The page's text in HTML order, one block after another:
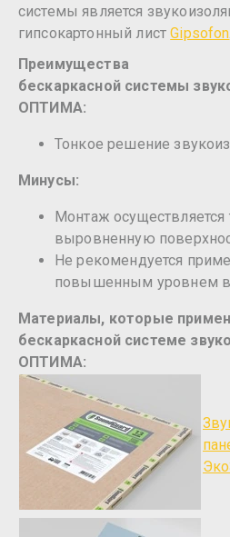
системы является
гипсокартонный листGipsofon
Преимущества
бескаркасной системы
ОПТИМА:
Тонкое решение
Минусы:
Монтаж осуществляется
выровненную
Не рекомендуется
повышенным уровнем
Материалы, которые
бескаркасной системе
ОПТИМА: